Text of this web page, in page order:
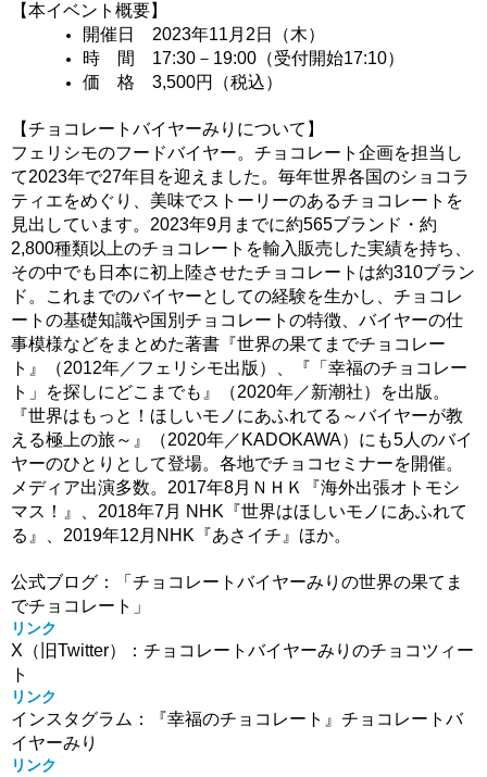
【本イベント概要】
開催日　2023年11月2日（木）
時　間　17:30－19:00（受付開始17:10）
価　格　3,500円（税込）
【チョコレートバイヤーみりについて】
フェリシモのフードバイヤー。チョコレート企画を担当し
て2023年で27年目 を迎えました。毎年世界各国のショコラ
ティエをめぐり、美味でストーリーのあるチョコレートを
見出しています。2023年9月までに約565ブランド・約
2,800種類以上のチョコレートを輸入販売した実績を持ち、
その中でも日本に初上陸させたチョコレートは約310ブラン
ド。これまでのバイヤーとしての経験を生かし、チョコレ
ートの基礎知識や国別チョコレートの特徴、バイヤーの仕
事模様などをまとめた著書『世界の果てまでチョコレー
ト』（2012年／フェリシモ出版）、『「幸福のチョコレー
ト」を探しにどこまでも』（2020年／新潮社）を出版。
『世界はもっと！ほしいモノにあふれてる～バイヤーが教
える極上の旅～』（2020年／KADOKAWA）にも5人のバイ
ヤーのひとりとして登場。各地でチョコセミナーを開催。
メディア出演多数。2017年8月ＮＨＫ『海外出張オトモシ
マス！』、2018年7月 NHK『世界はほしいモノにあふれて
る』、2019年12月NHK『あさイチ』ほか。
公式ブログ：「チョコレートバイヤーみりの世界の果てま
でチョコレート」
リンク
X（旧Twitter）：チョコレートバイヤーみりのチョコツィー
ト
リンク
インスタグラム：『幸福のチョコレート』チョコレートバ
イヤーみり
リンク